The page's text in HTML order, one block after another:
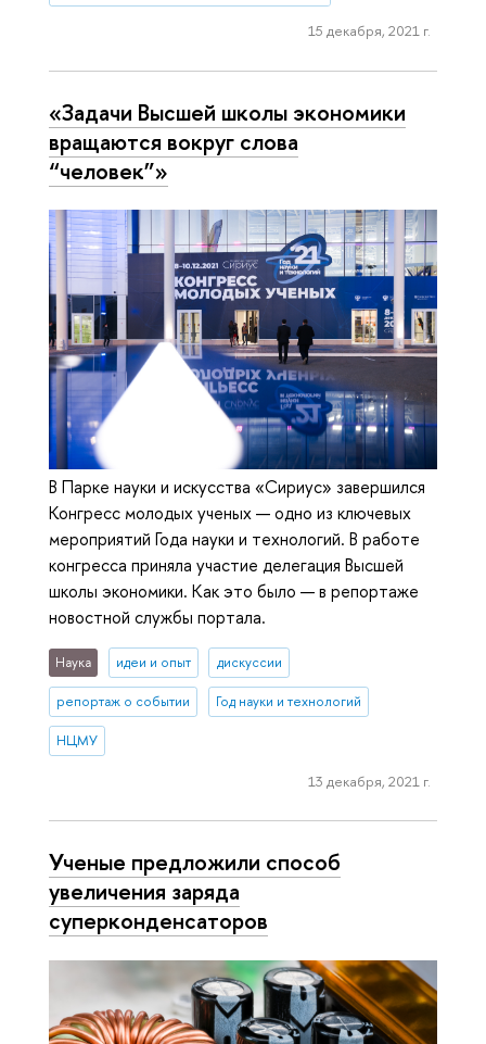
15 декабря, 2021 г.
«Задачи Высшей школы экономики
вращаются вокруг слова
“человек”»
В Парке науки и искусства «Сириус» завершился
Конгресс молодых ученых — одно из ключевых
мероприятий Года науки и технологий. В работе
конгресса приняла участие делегация Высшей
школы экономики. Как это было — в репортаже
новостной службы портала.
Наука идеи и опыт дискуссии
репортаж о событии Год науки и технологий
НЦМУ
13 декабря, 2021 г.
Ученые предложили способ
увеличения заряда
суперконденсаторов